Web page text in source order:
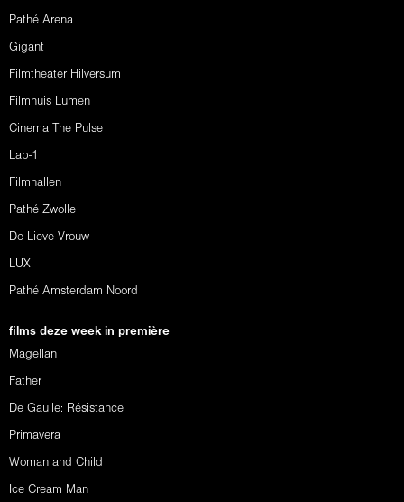
Pathé Arena
Gigant
Filmtheater Hilversum
Filmhuis Lumen
Cinema The Pulse
Lab-1
Filmhallen
Pathé Zwolle
De Lieve Vrouw
LUX
Pathé Amsterdam Noord
films deze week in première
Magellan
Father
De Gaulle: Résistance
Primavera
Woman and Child
Ice Cream Man